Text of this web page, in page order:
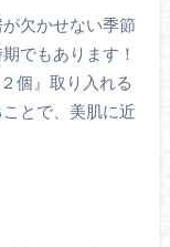
欠かせない季節
でもあります！
個』取り入れる
とで、美肌に近